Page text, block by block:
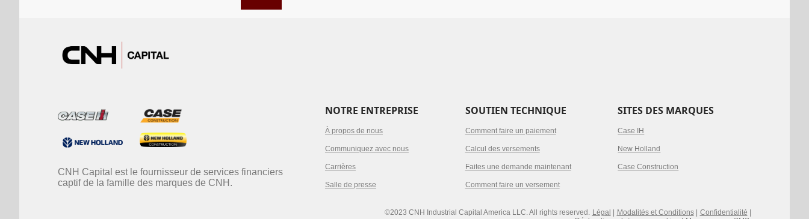
CNH Capital est le fournisseur de services financiers
captif de la famille des marques de CNH.
NOTRE ENTREPRISE
À propos de nous
Communiquez avec nous
Carrières
Salle de presse
SOUTIEN TECHNIQUE
Comment faire un paiement
Calcul des versements
Faites une demande maintenant
Comment faire un versement
SITES DES MARQUES
Case IH
New Holland
Case Construction
©2023 CNH Industrial Capital America LLC. All rights reserved. Légal Modalités et Conditions Confidentialité